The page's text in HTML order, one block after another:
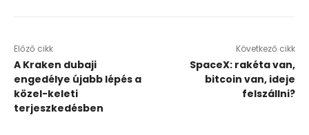
Előző cikk
A Kraken dubaji
engedélye újabb lépés a
közel-keleti
terjeszkedésben
Következő cikk
SpaceX: rakéta van,
bitcoin van, ideje
felszállni?